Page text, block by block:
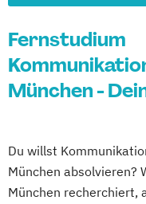
Fernstudium
München -
Du willst
München absolvieren?
München recherchiert,